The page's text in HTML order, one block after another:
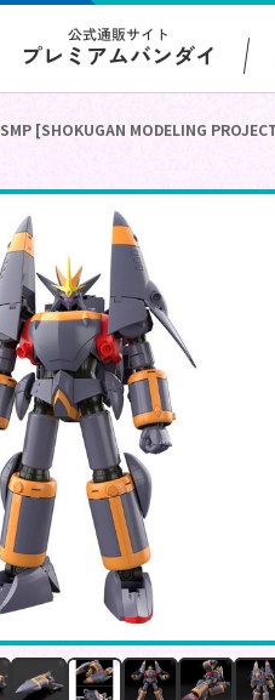
公式通販サイト
プレミアムバンダイ
SMP [SHOKUGAN MODELING